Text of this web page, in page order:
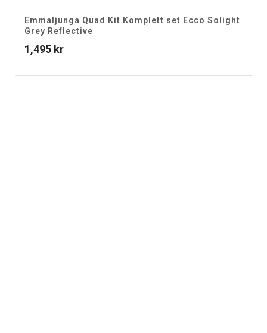
Emmaljunga Quad Kit Komplett set Ecco Solight
Grey Reflective
1,495 kr